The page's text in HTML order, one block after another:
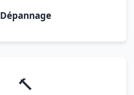
Dépannage
🔨